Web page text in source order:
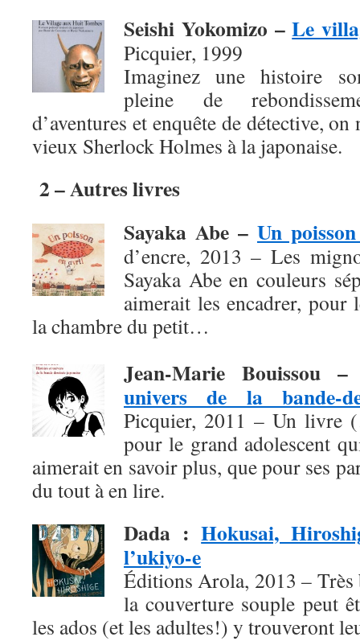
Seishi Yokomizo –Le
Picquier, 1999
Imaginez une histoire
pleine de
d’aventures et enquête de détective,
vieux Sherlock Holmes à la japonaise.
2 – Autres livres
Sayaka Abe – Un
d’encre, 2013 – Les
Sayaka Abe en couleurs
aimerait les encadrer, pour
la chambre du petit…
Jean-Marie Bouissou
univers de la bande-
Picquier, 2011 – Un
pour le grand adolescent
aimerait en savoir plus, que pour ses
du tout à en lire.
Dada :Hokusai,
l’ukiyo-e
Éditions Arola, 2013 – Très
la couverture souple peut
les ados (et les adultes!) y trouveront